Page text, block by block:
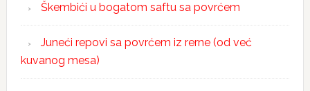
Škembići u bogatom saftu sa povrćem
Juneći repovi sa povrćem iz rerne (od već
kuvanog mesa)